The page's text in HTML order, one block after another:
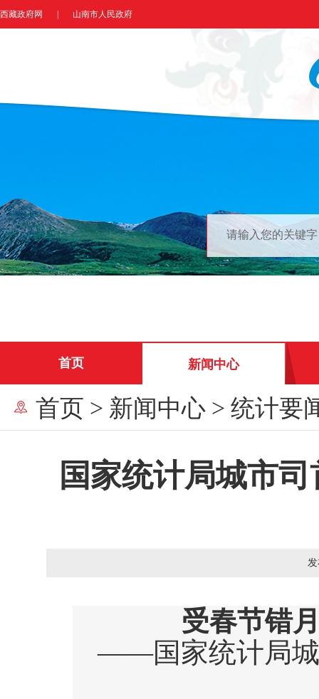
西藏政府网 山南市人民政府
首页 新闻中心
首页 > 新闻中心 > 统计要
国家统计局城市
受春节错
——国家统计局城